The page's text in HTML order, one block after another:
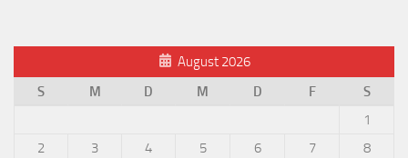
August 2026
S
M D M D F
S
1
2
3 4 5 6 7
8